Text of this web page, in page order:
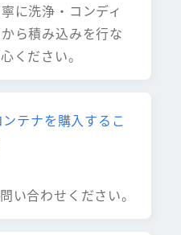
に洗浄・コンディ
ら積み込みを行な
ください。
テナを購入するこ
い合わせください。